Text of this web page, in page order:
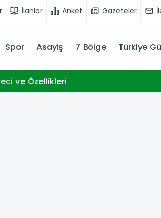
İlanlar Anket Gazeteler
Spor Asayiş 7 Bölge Türkiye
ve Özellikleri